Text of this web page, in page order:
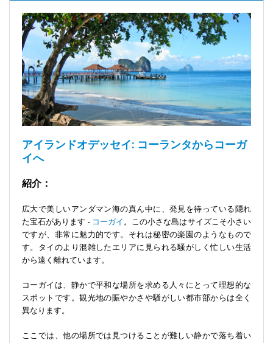
アイランドオデッセイ: コーランタからコーガ
イへ
紹介：
広大で美しいアンダマン海の真ん中に、発見を待っている隠れ
た宝石があります - コーガイ 。この小さな島はサイズこそ小さい
ですが、非常に魅力的です。それは秘密の楽園のようなもので
す。タイのより混雑したエリアに見られる騒がしく忙しい生活
から遠く離れています。
コーガイは、静かで平和な場所を求める人々にとって理想的な
スポットです。観光地の賑やかさや騒がしい都市部からは全く
異なります。
ここでは、他の場所では見つけることが難しい静かで落ち着い